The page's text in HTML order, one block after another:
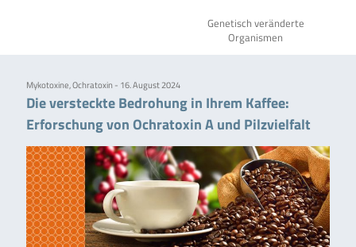
Genetisch veränderte
Organismen
Mykotoxine, Ochratoxin - 16. August 2024
Die versteckte Bedrohung in Ihrem Kaffee:
Erforschung von Ochratoxin A und Pilzvielfalt